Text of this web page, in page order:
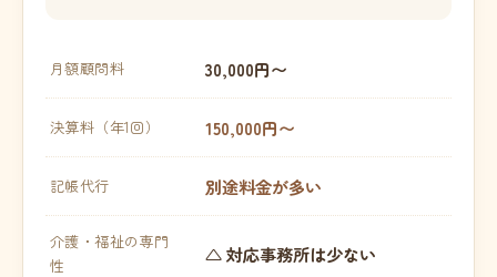
月額顧問料 30,000円〜
決算料（年1回） 150,000円〜
記帳代行 別途料金が多い
介護・福祉の専門
性
△ 対応事務所は少ない